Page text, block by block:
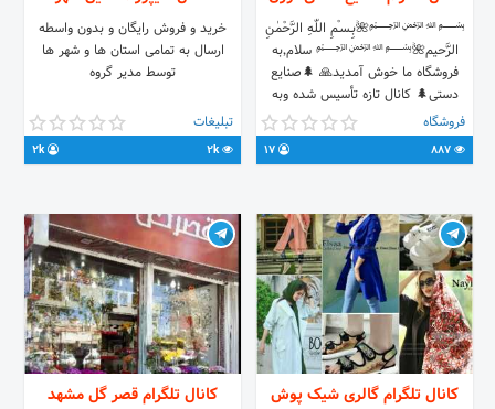
﷽🌺بِـسـْمِ اللّٰهِ الرَّحْمٰنِ
الرَّحیم🌺﷽ سلام٬به
فروشگاه ما خوش آمدید🙏 🌲صنایع
دستی🌲 کانال تازه تأسیس شده وبه
همت وهمیارشما این کانال افزایش پیدا
میکنه به دوستان خود معرفی کنید
ارتباط با ما 👇 sajjad0admin@
فروشگاه
خرید و فروش رایگان و بدون واسطه
ارسال به تمامی استان ها و شهر ها
توسط مدیر گروه
تبلیغات
2k
2k
کانال تلگرام گالری شیک پوش کانال تلگرام قصر گل مشهد